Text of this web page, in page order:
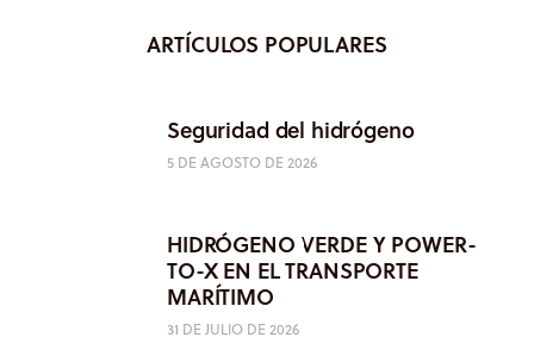
ARTÍCULOS POPULARES
Seguridad del hidrógeno
5 DE AGOSTO DE 2026
HIDRÓGENO VERDE Y POWER-
TO-X EN EL TRANSPORTE
MARÍTIMO
31 DE JULIO DE 2026